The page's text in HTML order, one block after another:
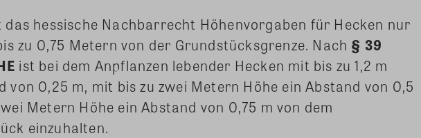
hessische Nachbarrecht Höhenvorgaben für Hecken nur
zu 0,75 Metern von der Grundstücksgrenze. Nach § 39
ist bei dem Anpflanzen lebender Hecken mit bis zu 1,2 m
von 0,25 m, mit bis zu zwei Metern Höhe ein Abstand von 0,5
Metern Höhe ein Abstand von 0,75 m von dem
einzuhalten.